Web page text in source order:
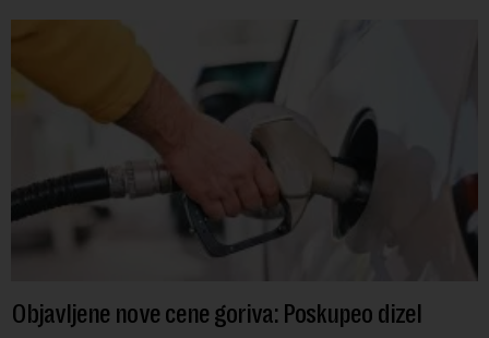
Objavljene nove cene goriva: Poskupeo dizel